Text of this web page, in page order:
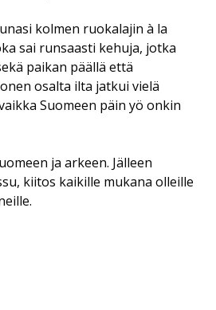
kolmen ruokalajin à la
sai runsaasti kehuja, jotka
paikan päällä että
osalta ilta jatkui vielä
Suomeen päin yö onkin
ja arkeen. Jälleen
kiitos kaikille mukana olleille